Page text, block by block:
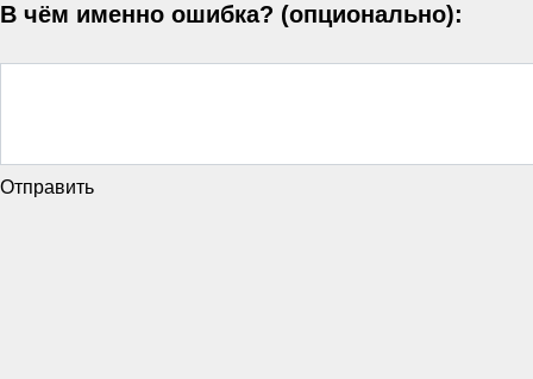
В чём именно ошибка? (опционально):
Отправить